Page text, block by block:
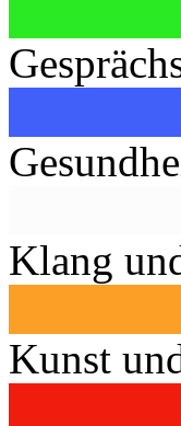
Klang
Kunst